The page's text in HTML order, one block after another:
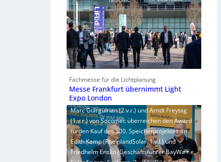
Fachmesse für die Lichtplanung
Messe Frankfurt übernimmt Light
Expo London
Marc Guirguirian (2.v.r.) und Arndt Freytag
(1.v.r.) von Socomec überreichen den Award
fürden Kauf des 500. Speicherprojektes an
Edith Kemp (RheinlandSolar, 1.v.l.) und
Friedhelm Enslin (Geschäftsführer BayWa r.e.